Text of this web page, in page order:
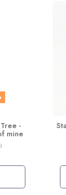
-
mine